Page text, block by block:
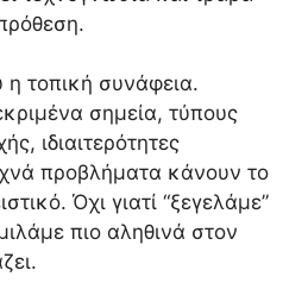
τοπική συνάφεια.
σημεία, τύπους
ιδιαιτερότητες
προβλήματα κάνουν το
Όχι γιατί “ξεγελάμε”
πιο αληθινά στον